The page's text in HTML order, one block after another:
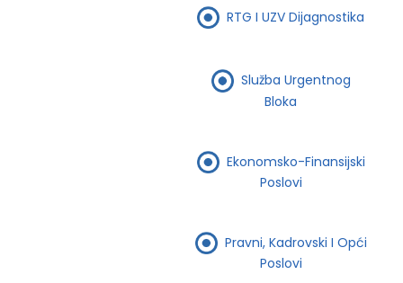
RTG I UZV Dijagnostika
Služba Urgentnog
Bloka
Ekonomsko-Finansijski
Poslovi
Pravni, Kadrovski I Opći
Poslovi